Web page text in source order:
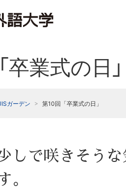
卒業式の日」
ガーデン 第10回「卒業式の日」
しで咲きそう
。